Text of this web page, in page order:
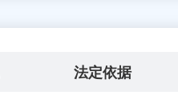
法定依据